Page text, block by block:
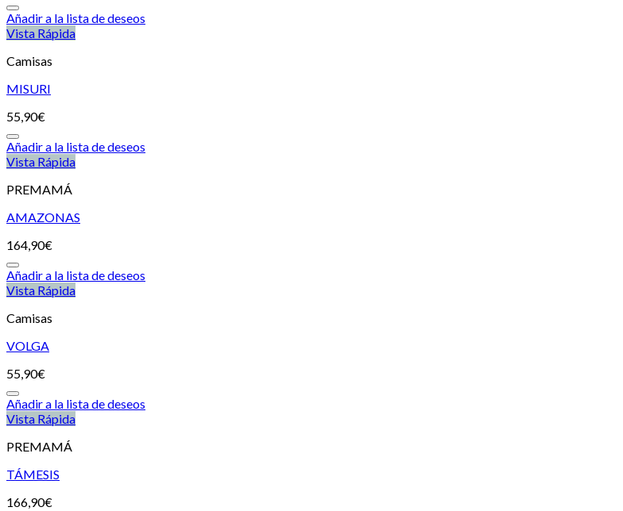
Añadir a la lista de deseos
Vista Rápida
Camisas
MISURI
55,90€
Añadir a la lista de deseos
Vista Rápida
PREMAMÁ
AMAZONAS
164,90€
Añadir a la lista de deseos
Vista Rápida
Camisas
VOLGA
55,90€
Añadir a la lista de deseos
Vista Rápida
PREMAMÁ
TÁMESIS
166,90€